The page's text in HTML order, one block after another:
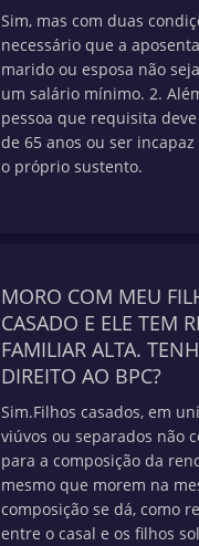
Sim, mas com duas
necessário que a
marido ou esposa não
um salário mínimo. 2.
pessoa que requisita
de 65 anos ou ser
o próprio sustento.
MORO COM MEU
CASADO E ELE TEM
FAMILIAR ALTA.
DIREITO AO BPC?
Sim.Filhos casados, em
viúvos ou separados não
para a composição da
mesmo que morem na
composição se dá, como
entre o casal e os filhos